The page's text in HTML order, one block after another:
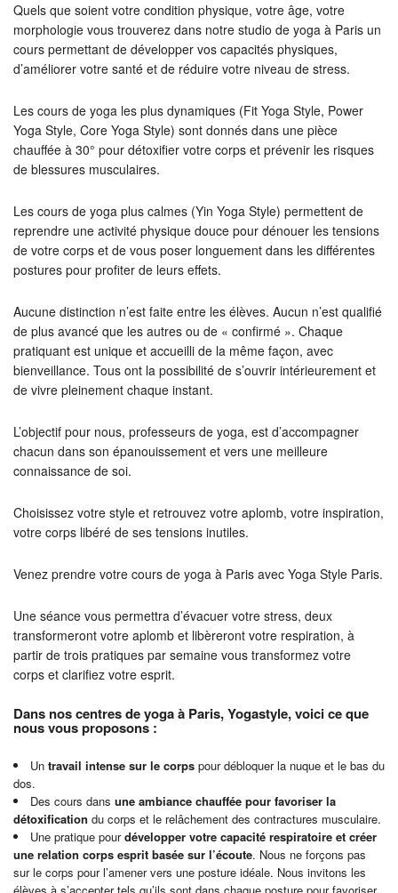
Quels que soient votre condition physique, votre âge, votre
morphologie vous trouverez dans notre studio de yoga à Paris un
cours permettant de développer vos capacités physiques,
d’améliorer votre santé et de réduire votre niveau de stress.
Les cours de yoga les plus dynamiques (Fit Yoga Style, Power
Yoga Style, Core Yoga Style) sont donnés dans une pièce
chauffée à 30° pour détoxifier votre corps et prévenir les risques
de blessures musculaires.
Les cours de yoga plus calmes (Yin Yoga Style) permettent de
reprendre une activité physique douce pour dénouer les tensions
de votre corps et de vous poser longuement dans les différentes
postures pour profiter de leurs effets.
Aucune distinction n’est faite entre les élèves. Aucun n’est qualifié
de plus avancé que les autres ou de « confirmé ». Chaque
pratiquant est unique et accueilli de la même façon, avec
bienveillance. Tous ont la possibilité de s’ouvrir intérieurement et
de vivre pleinement chaque instant.
L’objectif pour nous, professeurs de yoga, est d’accompagner
chacun dans son épanouissement et vers une meilleure
connaissance de soi.
Choisissez votre style et retrouvez votre aplomb, votre inspiration,
votre corps libéré de ses tensions inutiles.
Venez prendre votre cours de yoga à Paris avec Yoga Style Paris.
Une séance vous permettra d’évacuer votre stress, deux
transformeront votre aplomb et libèreront votre respiration, à
partir de trois pratiques par semaine vous transformez votre
corps et clarifiez votre esprit.
Dans nos centres de yoga à Paris, Yogastyle, voici ce que
nous vous proposons :
Un travail intense sur le corps pour débloquer la nuque et le bas du
dos.
Des cours dans une ambiance chauffée pour favoriser la
détoxification du corps et le relâchement des contractures musculaire.
Une pratique pourdévelopper votre capacité respiratoire et créer
une relation corps esprit basée sur l’écoute. Nous ne forçons pas
sur le corps pour l’amener vers une posture idéale. Nous invitons les